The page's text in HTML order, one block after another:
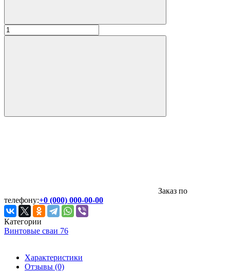
Заказ по
телефону:+0 (000) 000-00-00
Категории
Винтовые сваи 76
Характеристики
Отзывы (0)